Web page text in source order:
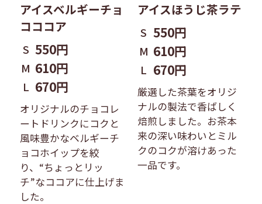
アイスベルギーチョ
コココア
S 550円
M 610円
L 670円
オリジナルのチョコレ
ートドリンクにコクと
風味豊かなベルギーチ
ョコホイップを絞
り、“ちょっとリッ
チ”なココアに仕上げま
した。
アイスほうじ茶ラテ
S 550円
M 610円
L 670円
厳選した茶葉をオリジ
ナルの製法で香ばしく
焙煎しました。お茶本
来の深い味わいとミル
クのコクが溶けあった
一品です。